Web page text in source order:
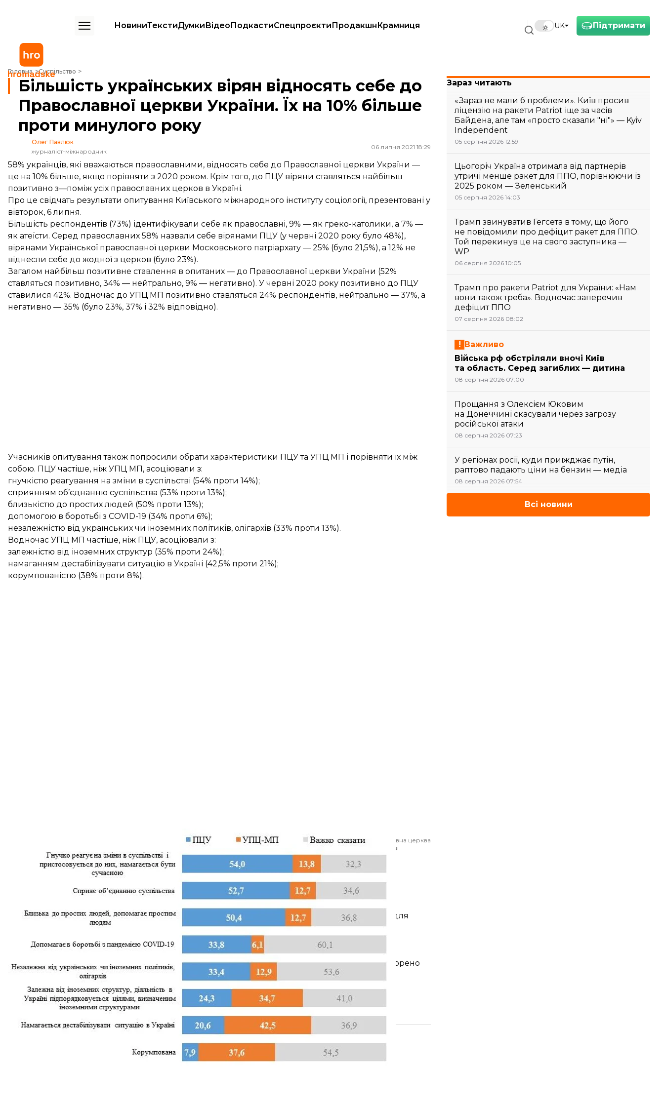
Підтримати
UK
НовиниТекстиДумкиВідеоПодкастиСпецпроєктиПродакшнКрамниця
Головна Суспільство
Більшість українських вірян відносять себе до Православної церкви України. Їх на 10% більше проти минулого року
Більшість українських вірян відносять себе до
Православної церкви України. Їх на 10% більше
проти минулого року
Олег Павлюк
журналіст-міжнародник
06 липня 2021 18:29
58% українців, які вважаються православними, відносять себе до Православної церкви України —
це на 10% більше, якщо порівняти з 2020 роком. Крім того, до ПЦУ віряни ставляться найбільш
позитивно з—поміж усіх православних церков в Україні.
Про це свідчать результати опитування Київського міжнародного інституту соціології, презентовані у
вівторок, 6 липня.
Більшість респондентів (73%) ідентифікували себе як православні, 9% — як греко-католики, а 7% —
як атеїсти. Серед православних 58% назвали себе вірянами ПЦУ (у червні 2020 року було 48%),
вірянами Української православної церкви Московського патріархату — 25% (було 21,5%), а 12% не
віднесли себе до жодної з церков (було 23%).
Загалом найбільш позитивне ставлення в опитаних — до Православної церкви України (52%
ставляться позитивно, 34% — нейтрально, 9% — негативно). У червні 2020 року позитивно до ПЦУ
ставилися 42%. Водночас до УПЦ МП позитивно ставляться 24% респондентів, нейтрально — 37%, а
негативно — 35% (було 23%, 37% і 32% відповідно).
Учасників опитування також попросили обрати характеристики ПЦУ та УПЦ МП і порівняти їх між
собою. ПЦУ частіше, ніж УПЦ МП, асоціювали з:
гнучкістю реагування на зміни в суспільстві (54% проти 14%);
сприянням об’єднанню суспільства (53% проти 13%);
близькістю до простих людей (50% проти 13%);
допомогою в боротьбі з COVID-19 (34% проти 6%);
незалежністю від українських чи іноземних політиків, олігархів (33% проти 13%).
Водночас УПЦ МП частіше, ніж ПЦУ, асоціювали з:
залежністю від іноземних структур (35% проти 24%);
намаганням дестабілізувати ситуацію в Україні (42,5% проти 21%);
корумпованістю (38% проти 8%).
Зараз я буду зачитувати характеристики, а Ви скажіть, будь ласка, яка з двох найбільших православних церков — Православна церква
України чи Українська православна церква Московського патріархату — найбільше відповідає цій характеристиці
Київський міжнародний інститут соціології
Опитування КМІС відбувалося 25-28 червня 2021 року методом телефонних інтерв'ю з
використанням комп'ютера (CATI) на основі випадкової вибірки мобільних номерів.
В опитуванні взяли участь 1 003 респонденти з усіх регіонів України (окрім Криму), які є
Статистична похибка вибірки (з імовірністю 0,95 і дизайн-ефектом 1,1) не перевищує: 3,5% — для
показників, близьких до 50%, 3% — для показників, близьких до 25%, 2,1% — для показників,
близьких до 10%, 1,5% — для показників, близьких до 5%.
читайте також
Верховний Суд відмовився визнавати недійсним рішення Помісного собору, яким було утворено
Православну церкву України
церква Православна церква України ПЦУ
Зараз читають
«Зараз не мали б проблеми». Київ просив
ліцензію на ракети Patriot іще за часів
Байдена, але там «просто сказали "ні"» — Kyiv
Independent
05 серпня 2026 12:59
Цьогоріч Україна отримала від партнерів
утричі менше ракет для ППО, порівнюючи із
2025 роком — Зеленський
05 серпня 2026 14:03
Трамп звинуватив Гегсета в тому, що його
не повідомили про дефіцит ракет для ППО.
Той перекинув це на свого заступника —
WP
06 серпня 2026 10:05
Трамп про ракети Patriot для України: «Нам
вони також треба». Водночас заперечив
дефіцит ППО
07 серпня 2026 08:02
Важливо
Війська рф обстріляли вночі Київ
та область. Серед загиблих — дитина
08 серпня 2026 07:00
Прощання з Олексієм Юковим
на Донеччині скасували через загрозу
російської атаки
08 серпня 2026 07:23
У регіонах росії, куди приїжджає путін,
раптово падають ціни на бензин — медіа
08 серпня 2026 07:54
Всі новини